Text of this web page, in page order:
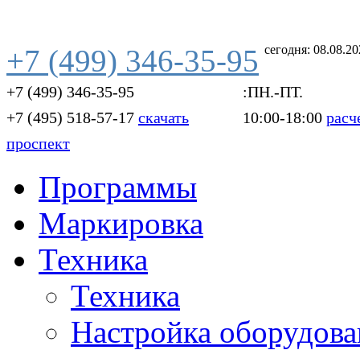
сегодня:
+7 (499) 346-35-95
+7 (499) 346-35-95
+7 (495) 518-57-17 скачать
проспект
:ПН.-ПТ.
10:00-18:00
Программы
Маркировка
Техника
Техника
Настройка